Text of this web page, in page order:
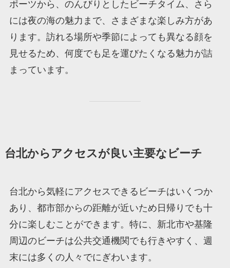
ポーツから、のんびりとしたビーチタイム、さら
には夜の海の魅力まで、さまざまな楽しみ方があ
ります。訪れる場所や季節によっても異なる顔を
見せるため、何度でも足を運びたくなる魅力が詰
まっています。
台北からアクセスが良い主要なビーチ
台北から気軽にアクセスできるビーチはいくつか
あり、都市部からの距離が近いため日帰りでも十
分に楽しむことができます。特に、新北市や基隆
周辺のビーチは公共交通機関でも行きやすく、週
末には多くの人々でにぎわいます。